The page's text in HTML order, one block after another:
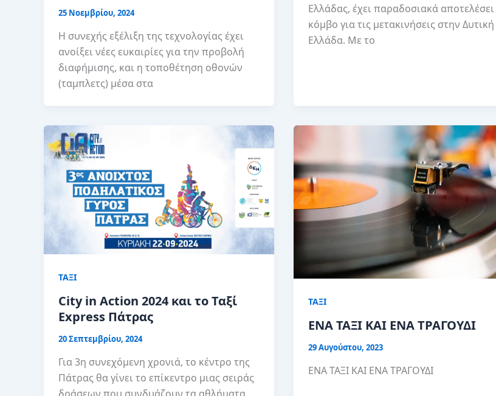
25 Νοεμβρίου, 2024
Η συνεχής εξέλιξη της τεχνολογίας έχει
ανοίξει νέες ευκαιρίες για την προβολή
διαφήμισης, και η τοποθέτηση οθονών
(ταμπλετς) μέσα στα
Ελλάδας, έχει παραδοσιακά αποτελέσει
κόμβο για τις μετακινήσεις στην Δυτική
Ελλάδα. Με το
ΤΑΞΙ
City in Action 2024 και το Ταξί
Express Πάτρας
20 Σεπτεμβρίου, 2024
Για 3η συνεχόμενη χρονιά, το κέντρο της
Πάτρας θα γίνει το επίκεντρο μιας σειράς
ΤΑΞΙ
ΕΝΑ ΤΑΞΙ ΚΑΙ ΕΝΑ ΤΡΑΓΟΥΔΙ
29 Αυγούστου, 2023
ΕΝΑ ΤΑΞΙ ΚΑΙ ΕΝΑ ΤΡΑΓΟΥΔΙ